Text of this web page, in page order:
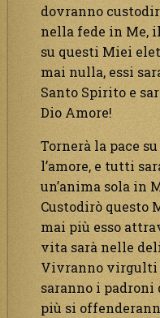
dovranno
nella fede in Me,
su questi Miei
mai nulla, essi
Santo Spirito e
Dio Amore!
Tornerà la pace
l’amore, e tutti
un’anima sola in
Custodirò questo
mai più esso
vita sarà nelle
Vivranno virgulti
saranno i padroni
più si